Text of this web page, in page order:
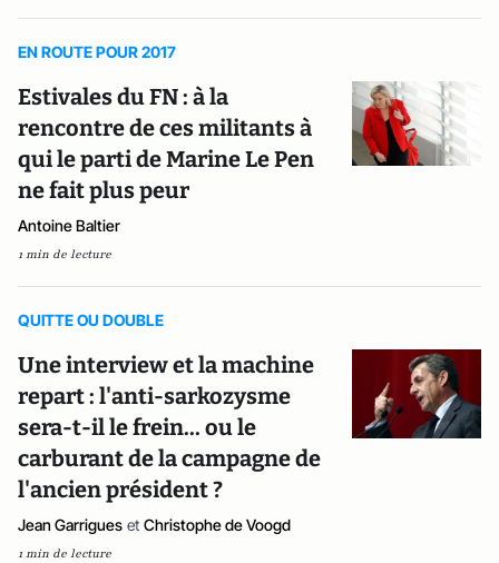
EN ROUTE POUR 2017
Estivales du FN : à la
rencontre de ces militants à
qui le parti de Marine Le Pen
ne fait plus peur
Antoine Baltier
1 min de lecture
QUITTE OU DOUBLE
Une interview et la machine
repart : l'anti-sarkozysme
sera-t-il le frein... ou le
carburant de la campagne de
l'ancien président ?
Jean Garrigues et Christophe de Voogd
1 min de lecture